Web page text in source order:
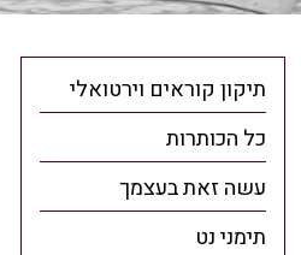
תיקון קוראים וירטואלי
כל הכותרות
עשה זאת בעצמך
תימני נט